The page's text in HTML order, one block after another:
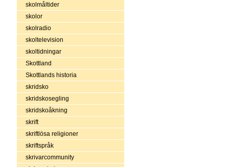
skolmåltider
skolor
skolradio
skoltelevision
skoltidningar
Skottland
Skottlands historia
skridsko
skridskosegling
skridskoåkning
skrift
skriftlösa religioner
skriftspråk
skrivarcommunity